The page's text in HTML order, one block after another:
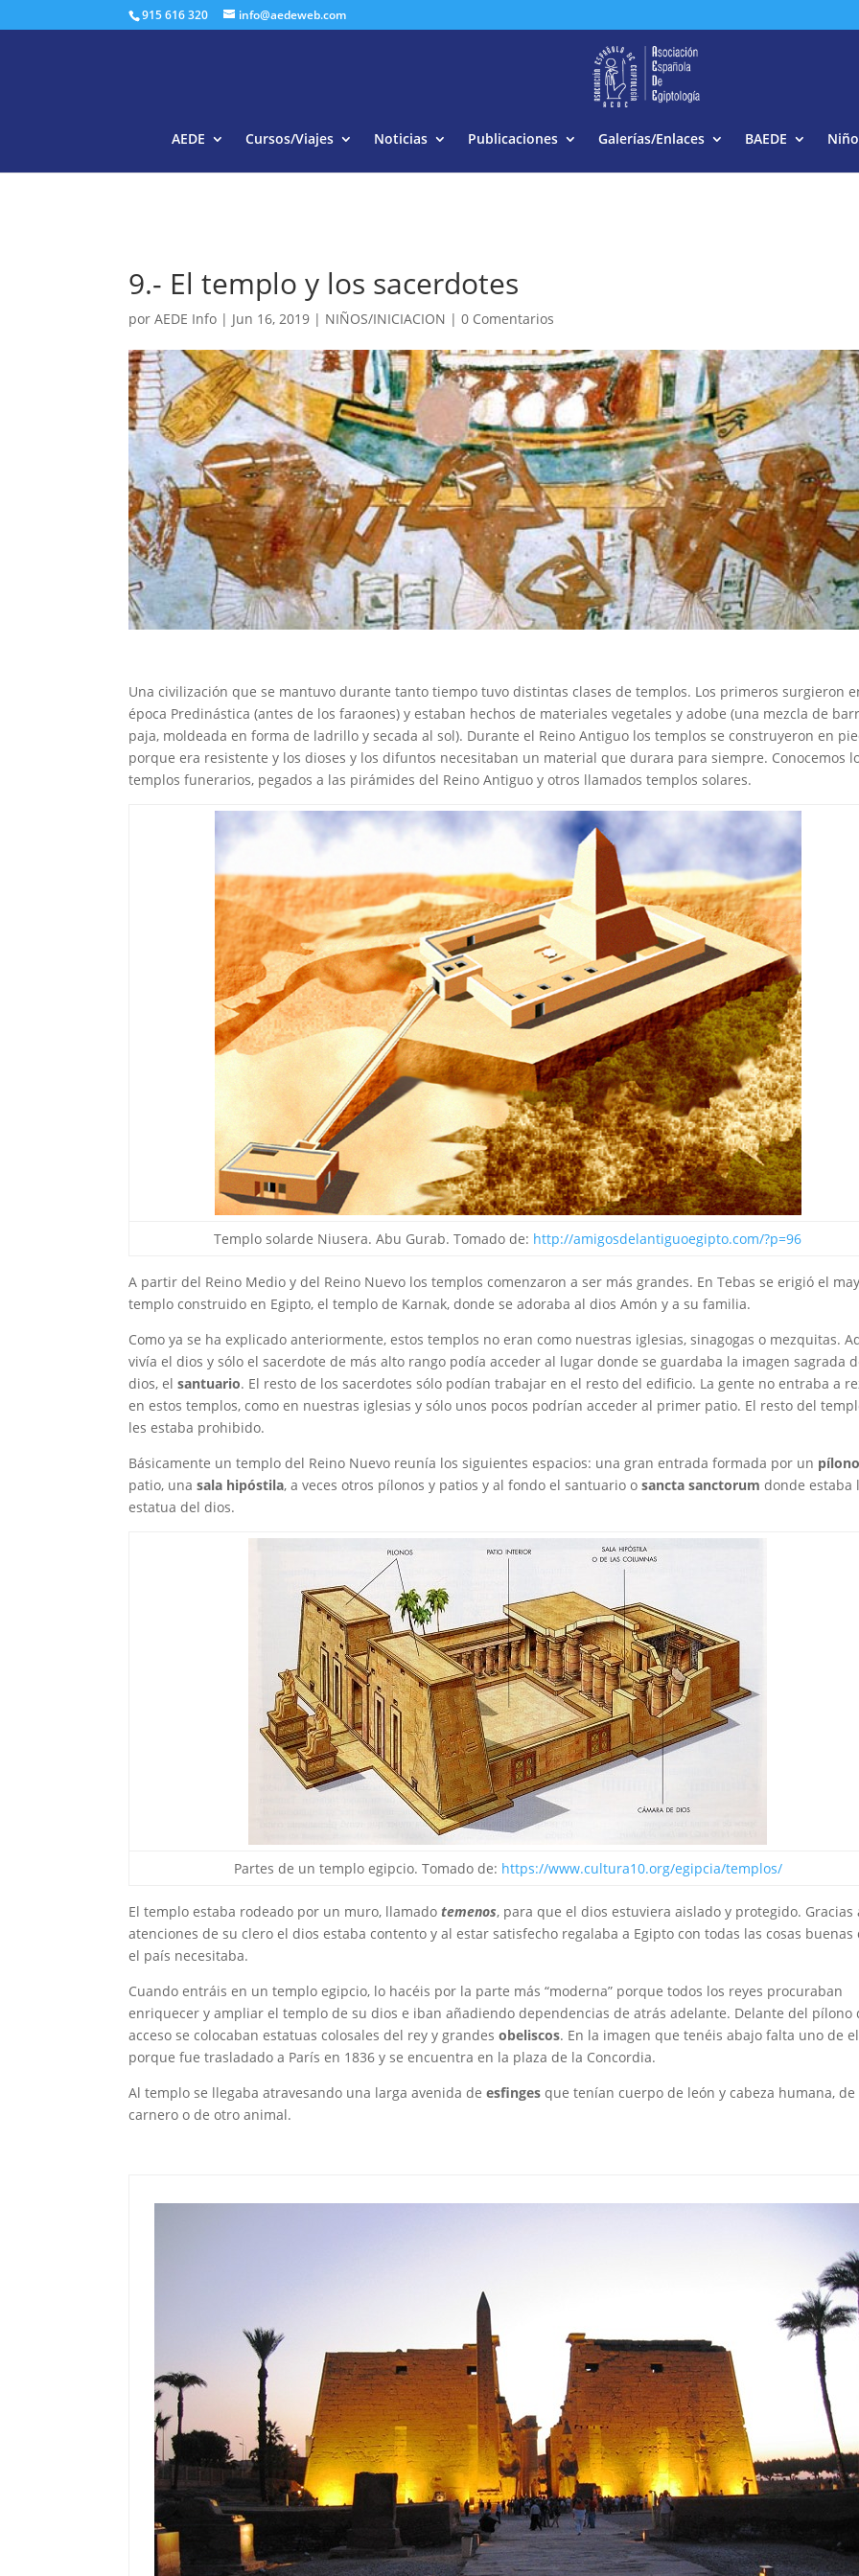
915 616 320 info@aedeweb.com
AEDE Cursos/Viajes Noticias Publicaciones Galerías/Enlaces BAEDE
9.- El templo y los sacerdotes
porAEDE Info | Jun 16, 2019 | NIÑOS/INICIACION |0 Comentarios
Una civilización que se mantuvo durante tanto tiempo tuvo distintas clases de templos. Los primeros surgieron
época Predinástica (antes de los faraones) y estaban hechos de materiales vegetales y adobe (una mezcla de
paja, moldeada en forma de ladrillo y secada al sol). Durante el Reino Antiguo los templos se construyeron en
porque era resistente y los dioses y los difuntos necesitaban un material que durara para siempre. Conocemos
templos funerarios, pegados a las pirámides del Reino Antiguo y otros llamados templos solares.
Templo solarde Niusera. Abu Gurab. Tomado de: http://amigosdelantiguoegipto.com/?p=96
A partir del Reino Medio y del Reino Nuevo los templos comenzaron a ser más grandes. En Tebas se erigió el
templo construido en Egipto, el templo de Karnak, donde se adoraba al dios Amón y a su familia.
Como ya se ha explicado anteriormente, estos templos no eran como nuestras iglesias, sinagogas o mezquitas.
vivía el dios y sólo el sacerdote de más alto rango podía acceder al lugar donde se guardaba la imagen sagrada
dios, elsantuario. El resto de los sacerdotes sólo podían trabajar en el resto del edificio. La gente no entraba a
en estos templos, como en nuestras iglesias y sólo unos pocos podrían acceder al primer patio. El resto del
les estaba prohibido.
Básicamente un templo del Reino Nuevo reunía los siguientes espacios: una gran entrada formada por un
patio, unasala hipóstila, a veces otros pílonos y patios y al fondo el santuario osancta sanctorum donde estaba
estatua del dios.
Partes de un templo egipcio. Tomado de: https://www.cultura10.org/egipcia/templos/
El templo estaba rodeado por un muro, llamadotemenos, para que el dios estuviera aislado y protegido. Gracias
atenciones de su clero el dios estaba contento y al estar satisfecho regalaba a Egipto con todas las cosas buenas
el país necesitaba.
Cuando entráis en un templo egipcio, lo hacéis por la parte más “moderna” porque todos los reyes procuraban
enriquecer y ampliar el templo de su dios e iban añadiendo dependencias de atrás adelante. Delante del pílono
acceso se colocaban estatuas colosales del rey y grandesobeliscos. En la imagen que tenéis abajo falta uno de
porque fue trasladado a París en 1836 y se encuentra en la plaza de la Concordia.
Al templo se llegaba atravesando una larga avenida deesfinges que tenían cuerpo de león y cabeza humana, de
carnero o de otro animal.